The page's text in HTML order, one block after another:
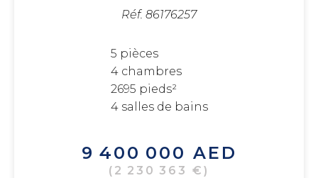
Réf. 86176257
5 pièces
4 chambres
2695 pieds²
4 salles de bains
9 400 000 AED
(2 230 363 €)